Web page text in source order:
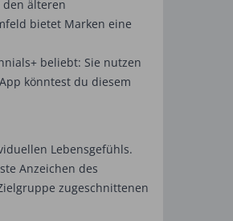
älteren
bietet Marken eine
beliebt: Sie nutzen
könntest du diesem
Lebensgefühls.
Anzeichen des
zugeschnittenen